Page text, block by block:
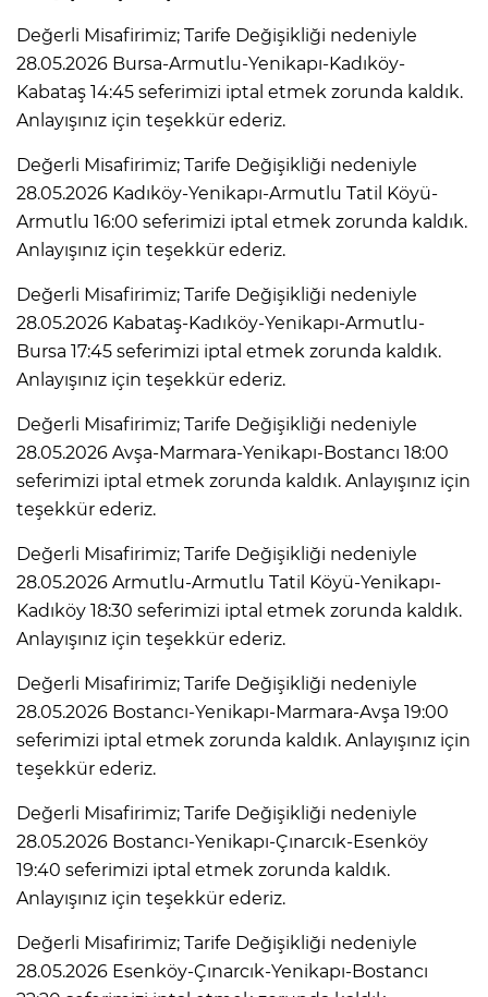
Değerli Misafirimiz; Tarife Değişikliği nedeniyle
28.05.2026 Bursa-Armutlu-Yenikapı-Kadıköy-
Kabataş 14:45 seferimizi iptal etmek zorunda kaldık.
Anlayışınız için teşekkür ederiz.
Değerli Misafirimiz; Tarife Değişikliği nedeniyle
28.05.2026 Kadıköy-Yenikapı-Armutlu Tatil Köyü-
Armutlu 16:00 seferimizi iptal etmek zorunda kaldık.
Anlayışınız için teşekkür ederiz.
Değerli Misafirimiz; Tarife Değişikliği nedeniyle
28.05.2026 Kabataş-Kadıköy-Yenikapı-Armutlu-
Bursa 17:45 seferimizi iptal etmek zorunda kaldık.
Anlayışınız için teşekkür ederiz.
Değerli Misafirimiz; Tarife Değişikliği nedeniyle
28.05.2026 Avşa-Marmara-Yenikapı-Bostancı 18:00
seferimizi iptal etmek zorunda kaldık. Anlayışınız için
teşekkür ederiz.
Değerli Misafirimiz; Tarife Değişikliği nedeniyle
28.05.2026 Armutlu-Armutlu Tatil Köyü-Yenikapı-
Kadıköy 18:30 seferimizi iptal etmek zorunda kaldık.
Anlayışınız için teşekkür ederiz.
Değerli Misafirimiz; Tarife Değişikliği nedeniyle
28.05.2026 Bostancı-Yenikapı-Marmara-Avşa 19:00
seferimizi iptal etmek zorunda kaldık. Anlayışınız için
teşekkür ederiz.
Değerli Misafirimiz; Tarife Değişikliği nedeniyle
28.05.2026 Bostancı-Yenikapı-Çınarcık-Esenköy
19:40 seferimizi iptal etmek zorunda kaldık.
Anlayışınız için teşekkür ederiz.
Değerli Misafirimiz; Tarife Değişikliği nedeniyle
28.05.2026 Esenköy-Çınarcık-Yenikapı-Bostancı